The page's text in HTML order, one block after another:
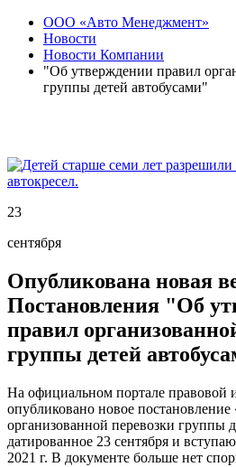
ООО «Авто Менеджмент»
Новости
Новости Компании
"Об утверждении правил
группы детей автобусами"
23
сентября
Опубликована новая
Постановления "Об
правил
группы детей
На официальном портале правовой
опубликовано новое
организованной перевозки группы
датированное 23 сентября и
2021 г. В документе больше нет